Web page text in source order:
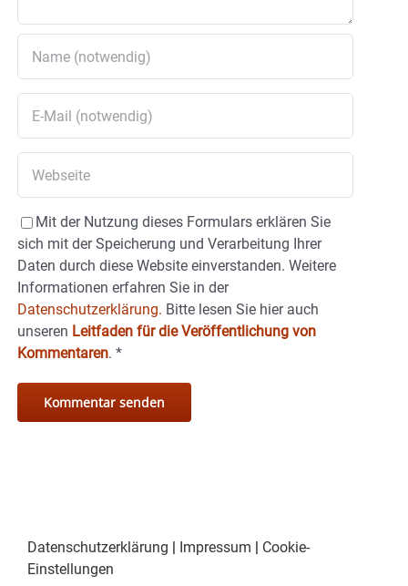
Mit der Nutzung dieses Formulars erklären Sie
sich mit der Speicherung und Verarbeitung Ihrer
Daten durch diese Website einverstanden. Weitere
Informationen erfahren Sie in der
Datenschutzerklärung. Bitte lesen Sie hier auch
unseren Leitfaden für die Veröffentlichung von
Kommentaren. *
Datenschutzerklärung Impressum
Cookie-
Einstellungen